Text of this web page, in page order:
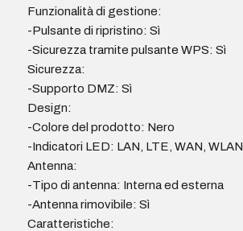
Funzionalità di gestione:
-Pulsante di ripristino: Sì
-Sicurezza tramite pulsante WPS: Sì
Sicurezza:
-Supporto DMZ: Sì
Design:
-Colore del prodotto: Nero
-Indicatori LED: LAN, LTE, WAN, WLAN
Antenna:
-Tipo di antenna: Interna ed esterna
-Antenna rimovibile: Sì
Caratteristiche: